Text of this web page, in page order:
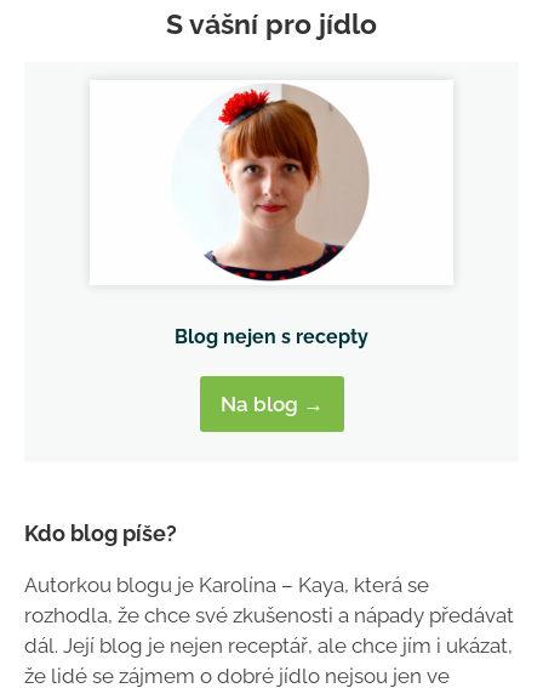
S vášní pro jídlo
Blog nejen s recepty
Na blog →
Kdo blog píše?
Autorkou blogu je Karolína – Kaya, která se
rozhodla, že chce své zkušenosti a nápady předávat
dál. Její blog je nejen receptář, ale chce jím i ukázat,
že lidé se zájmem o dobré jídlo nejsou jen ve